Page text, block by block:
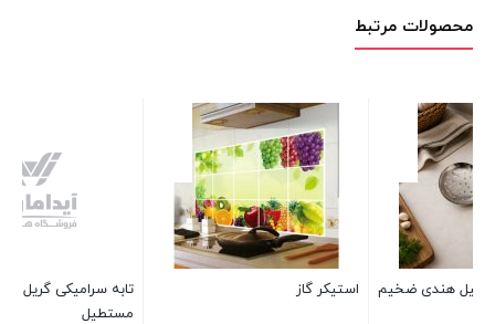
محصولات مرتبط
استیکر گاز
تابه سرامیکی گریل دسته دار